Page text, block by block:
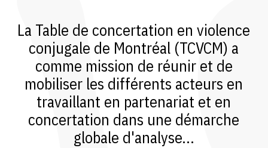
La Table de concertation en violence
conjugale de Montréal (TCVCM) a
comme mission de réunir et de
mobiliser les différents acteurs en
travaillant en partenariat et en
concertation dans une démarche
globale d'analyse...